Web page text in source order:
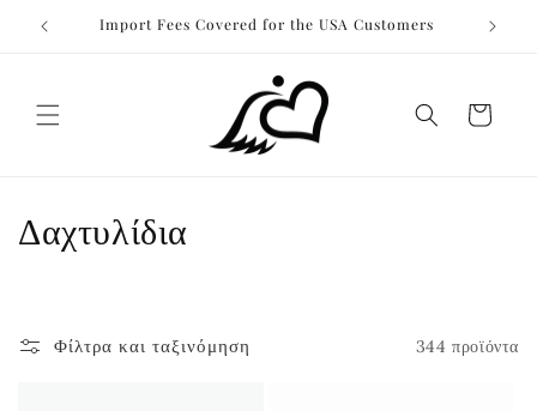
μετάβαση
στο
Import Fees Covered for the USA Customers
Καλάθι
Σ
λ
Δαχτυλίδια
Φίλτρα και ταξινόμηση 344 προϊόντα